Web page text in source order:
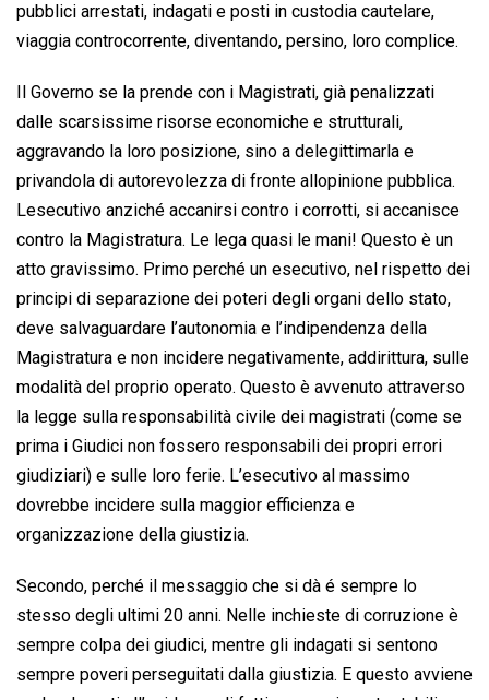
pubblici arrestati, indagati e posti in custodia cautelare,
viaggia controcorrente, diventando, persino, loro complice.
Il Governo se la prende con i Magistrati, già penalizzati
dalle scarsissime risorse economiche e strutturali,
aggravando la loro posizione, sino a delegittimarla e
privandola di autorevolezza di fronte allopinione pubblica.
Lesecutivo anziché accanirsi contro i corrotti, si accanisce
contro la Magistratura. Le lega quasi le mani! Questo è un
atto gravissimo. Primo perché un esecutivo, nel rispetto dei
principi di separazione dei poteri degli organi dello stato,
deve salvaguardare l’autonomia e l’indipendenza della
Magistratura e non incidere negativamente, addirittura, sulle
modalità del proprio operato. Questo è avvenuto attraverso
la legge sulla responsabilità civile dei magistrati (come se
prima i Giudici non fossero responsabili dei propri errori
giudiziari) e sulle loro ferie. L’esecutivo al massimo
dovrebbe incidere sulla maggior efficienza e
organizzazione della giustizia.
Secondo, perché il messaggio che si dà é sempre lo
stesso degli ultimi 20 anni. Nelle inchieste di corruzione è
sempre colpa dei giudici, mentre gli indagati si sentono
sempre poveri perseguitati dalla giustizia. E questo avviene